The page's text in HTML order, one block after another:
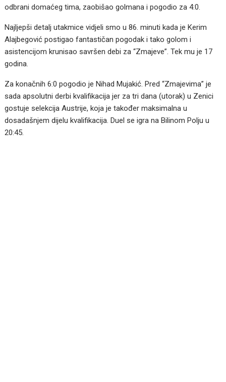
odbrani domaćeg tima, zaobišao golmana i pogodio za 4:0.
Najljepši detalj utakmice vidjeli smo u 86. minuti kada je Kerim
Alajbegović postigao fantastičan pogodak i tako golom i
asistencijom krunisao savršen debi za “Zmajeve”. Tek mu je 17
godina.
Za konačnih 6:0 pogodio je Nihad Mujakić. Pred “Zmajevima” je
sada apsolutni derbi kvalifikacija jer za tri dana (utorak) u Zenici
gostuje selekcija Austrije, koja je također maksimalna u
dosadašnjem dijelu kvalifikacija. Duel se igra na Bilinom Polju u
20:45.